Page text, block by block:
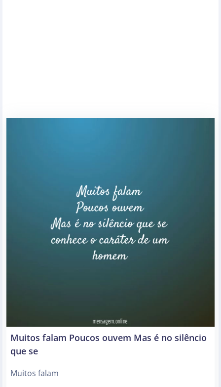
Muitos falam Poucos ouvem Mas é no silêncio
que se
Muitos falam